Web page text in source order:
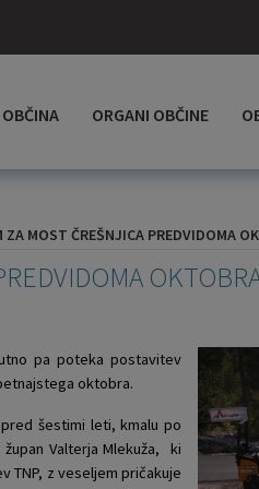
OBČINA ORGANI OBČINE
ZA MOST ČREŠNJICA PREDVIDOMA
pa poteka postavitev
oktobra.
šestimi leti, kmalu po
Valterja Mlekuža, ki
TNP, z veseljem pričakuje